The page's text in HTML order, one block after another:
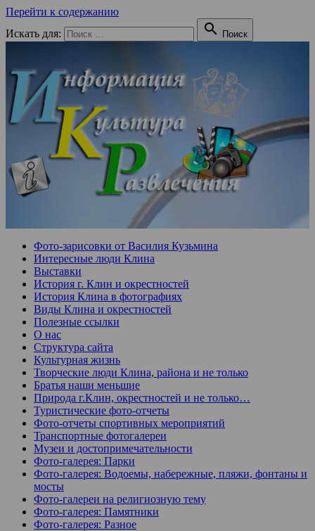
Перейти к содержанию
Искать для:
 Поиск
Фото-зарисовки от Василия Кузьмина
Интересные люди Клина
Выставки
История г. Клин и окрестностей
История Клина в фотографиях
Виды Клина и окрестностей
Полезные ссылки
О нас
Структура сайта
Культурная жизнь
Творческие люди Клина, района и не только
Братья наши меньшие
Природа г.Клин, окрестностей и не только…
Туристические фото-отчеты
Фото-отчеты спортивных мероприятий
Транспортные фотогалереи
Музеи и достопримечательности
Фото-галерея: Парки
Фото-галерея: Водоемы, набережные, пляжи, фонтаны и
мосты
Фото-галереи на религиозную тему
Фото-галерея: Памятники
Фото-галерея: Разное